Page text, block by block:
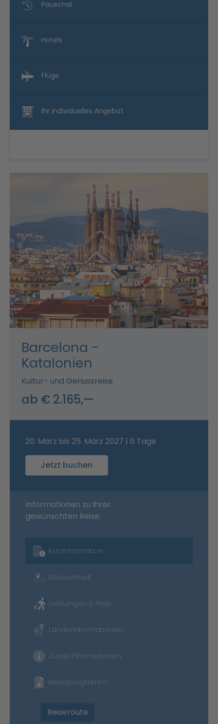
Pauschal
Hotels
Flüge
Ihr individuelles Angebot
Barcelona -
Katalonien
Kultur- und Genussreise
ab € 2.165,—
20. März bis 25. März 2027 | 6 Tage
Jetzt buchen
Informationen zu Ihrer
gewünschten Reise.
Kurzinformation
Reiseverlauf
Leistungen & Preis
Länderinformationen
Zusatzinformationen
Reiseprogramm
Reiseroute